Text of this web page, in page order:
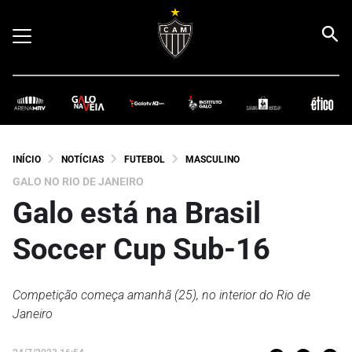
INÍCIO NOTÍCIAS FUTEBOL MASCULINO
GALO NO RIO DE JANEIRO
Galo está na Brasil
Soccer Cup Sub-16
Competição começa amanhã (25), no interior do Rio de
Janeiro